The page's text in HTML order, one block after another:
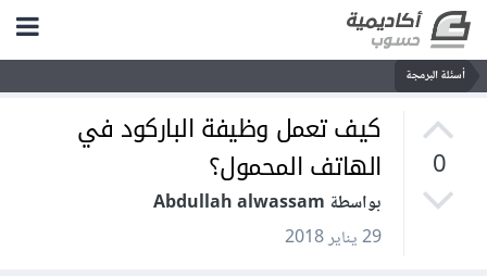
أسئلة البرمجة
0
كيف تعمل وظيفة الباركود في
الهاتف المحمول؟
بواسطة Abdullah alwassam
29 يناير 2018